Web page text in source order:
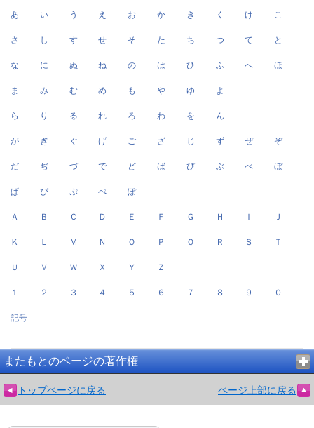
あ い う え お か き く け こ
さ し す せ そ た ち つ て と
な に ぬ ね の は ひ ふ へ ほ
ま み む め も や ゆ よ
ら り る れ ろ わ を ん
が ぎ ぐ げ ご ざ じ ず ぜ ぞ
だ ぢ づ で ど ば び ぶ べ ぼ
ぱ ぴ ぷ ぺ ぽ
Ａ Ｂ Ｃ Ｄ Ｅ Ｆ Ｇ Ｈ Ｉ Ｊ
Ｋ Ｌ Ｍ Ｎ Ｏ Ｐ Ｑ Ｒ Ｓ Ｔ
Ｕ Ｖ Ｗ Ｘ Ｙ Ｚ
１ ２ ３ ４ ５ ６ ７ ８ ９ ０
記号
またもとのページの著作権
トップページに戻る ページ上部に戻る